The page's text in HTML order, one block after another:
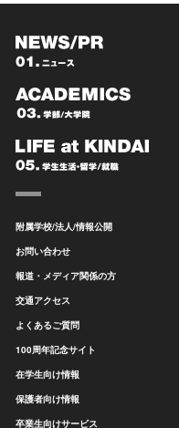
附属学校/法人/情報公開
お問い合わせ
報道・メディア関係の方
交通アクセス
よくあるご質問
100周年記念サイト
在学生向け情報
保護者向け情報
卒業生向けサービス